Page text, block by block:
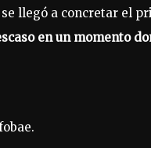
llegó a concretar el
en un momento